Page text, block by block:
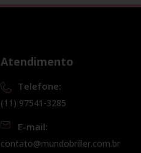
Atendimento
Telefone:
(11) 97541-3285
E-mail:
contato@mundobriller.com.br